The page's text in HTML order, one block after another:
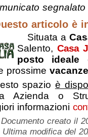
articolo è
Situata a
Salento,Casa
posto ideale
prossime vacanze
spazio è
Azienda o
informazioni
Documento creato il
Ultima modifica del